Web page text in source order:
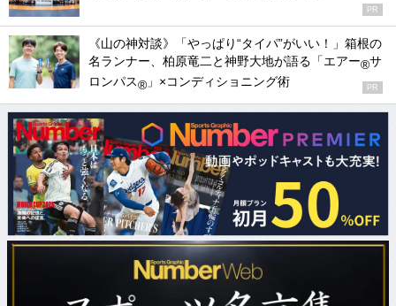
PR
《山の神対談》「やっぱり“タイパ”がいい！」箱根の
名ランナー、柏原竜二と神野大地が語る「エアー®サ
ロンパス® 」×コンディショニング術 PR